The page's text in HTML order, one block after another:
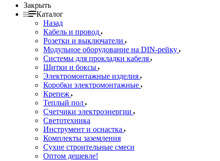
Закрыть
Каталог
Назад
Кабель и провод
Розетки и выключатели
Модульное оборудование на DIN-рейку
Системы для прокладки кабеля
Щитки и боксы
Электромонтажные изделия
Коробки электромонтажные
Крепеж
Теплый пол
Счетчики электроэнергии
Светотехника
Инструмент и оснастка
Комплекты заземления
Сухие строительные смеси
Оптом дешевле!